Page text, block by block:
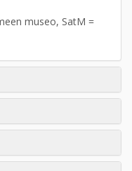
museo, SatM =